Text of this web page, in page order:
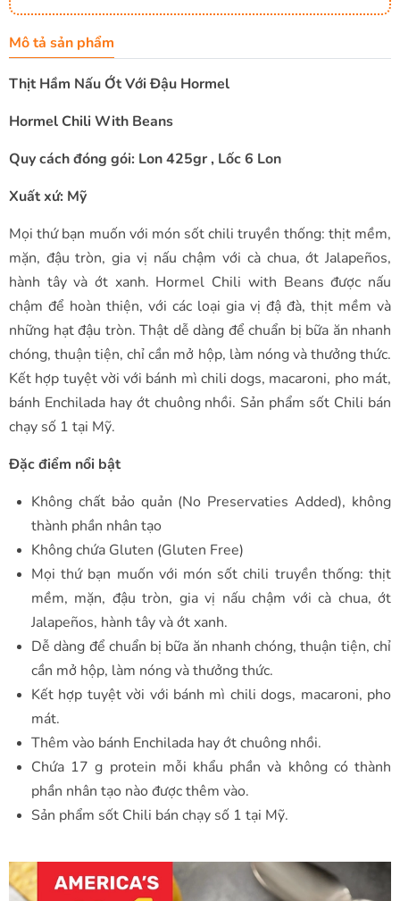
Mô tả sản phẩm
Thịt Hầm Nấu Ớt Với Đậu Hormel
Hormel Chili With Beans
Quy cách đóng gói: Lon 425gr , Lốc 6 Lon
Xuất xứ: Mỹ
Mọi thứ bạn muốn với món sốt chili truyền thống: thịt mềm,
mặn, đậu tròn, gia vị nấu chậm với cà chua, ớt Jalapeños,
hành tây và ớt xanh. Hormel Chili with Beans được nấu
chậm để hoàn thiện, với các loại gia vị đậ đà, thịt mềm và
những hạt đậu tròn. Thật dễ dàng để chuẩn bị bữa ăn nhanh
chóng, thuận tiện, chỉ cần mở hộp, làm nóng và thưởng thức.
Kết hợp tuyệt vời với bánh mì chili dogs, macaroni, pho mát,
bánh Enchilada hay ớt chuông nhồi. Sản phẩm sốt Chili bán
chạy số 1 tại Mỹ.
Đặc điểm nổi bật
Không chất bảo quản (No Preservaties Added), không
thành phần nhân tạo
Không chứa Gluten (Gluten Free)
Mọi thứ bạn muốn với món sốt chili truyền thống: thịt
mềm, mặn, đậu tròn, gia vị nấu chậm với cà chua, ớt
Jalapeños, hành tây và ớt xanh.
Dễ dàng để chuẩn bị bữa ăn nhanh chóng, thuận tiện, chỉ
cần mở hộp, làm nóng và thưởng thức.
Kết hợp tuyệt vời với bánh mì chili dogs, macaroni, pho
mát.
Thêm vào bánh Enchilada hay ớt chuông nhồi.
Chứa 17 g protein mỗi khẩu phần và không có thành
phần nhân tạo nào được thêm vào.
Sản phẩm sốt Chili bán chạy số 1 tại Mỹ.